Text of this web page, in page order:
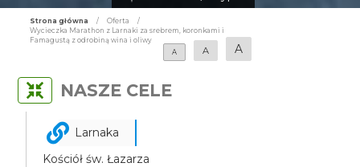
Strona główna / Oferta
/
Wycieczka Marathon z Larnaki za srebrem, koronkami i
Famagustą z odrobiną wina i oliwy
A
A A
NASZE CELE
Larnaka
Kościół św. Łazarza